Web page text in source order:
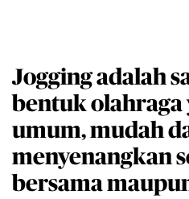
Jogging adalah
bentuk olahraga
umum, mudah
menyenangkan
bersama